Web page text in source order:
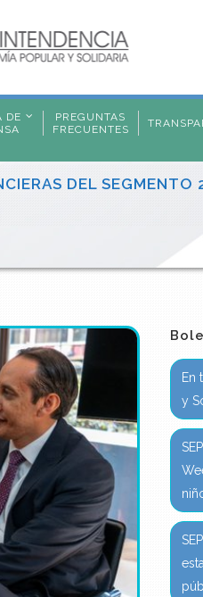
DE
PREGUNTAS
FRECUENTES
DEL SEGMENTO
En
y